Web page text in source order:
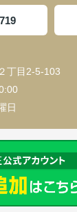
丁目2-5-103
日